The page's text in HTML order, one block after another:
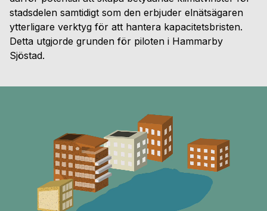
stadsdelen samtidigt som den erbjuder elnätsägaren
ytterligare verktyg för att hantera kapacitetsbristen.
Detta utgjorde grunden för piloten i Hammarby
Sjöstad.